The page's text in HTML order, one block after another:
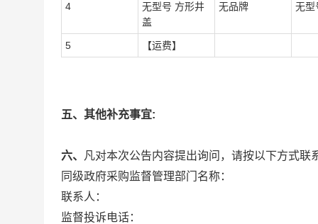
4
无型号 方形井
盖
无品牌 无型
5 【运费】
五、其他补充事宜:
六、
凡对本次公告内容提出询问，请按以下方式联
同级政府采购监督管理部门名称：
联系人：
监督投诉电话：